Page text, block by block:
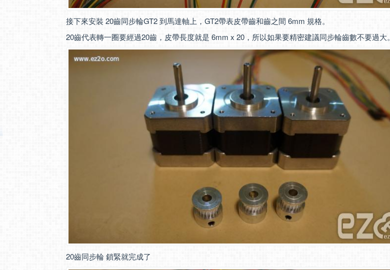
接下來安裝 20齒同步輪GT2 到馬達軸上，GT2帶表皮帶齒和齒之間 6mm 規格。
20齒代表轉一圈要經過20齒，皮帶長度就是 6mm x 20，所以如果要精密建議同步輪齒數不要過大。
20齒同步輪 鎖緊就完成了